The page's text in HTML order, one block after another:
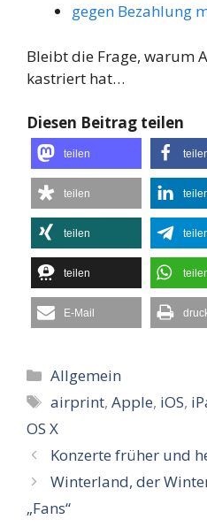
gegen Bezahlung
Bleibt die Frage, warum
kastriert hat…
Diesen Beitrag teilen
teilen
teilen
teilen
teilen
E-Mail
Kategorien
Allgemein
Schlagwörter
airprint,Apple, iOS,
OS X
Konzerte früher und
Winterland, der
„Fans“